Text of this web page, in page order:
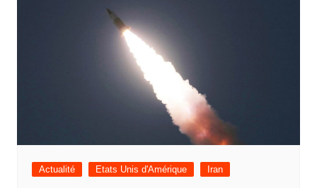
Actualité Etats Unis d'Amérique Iran